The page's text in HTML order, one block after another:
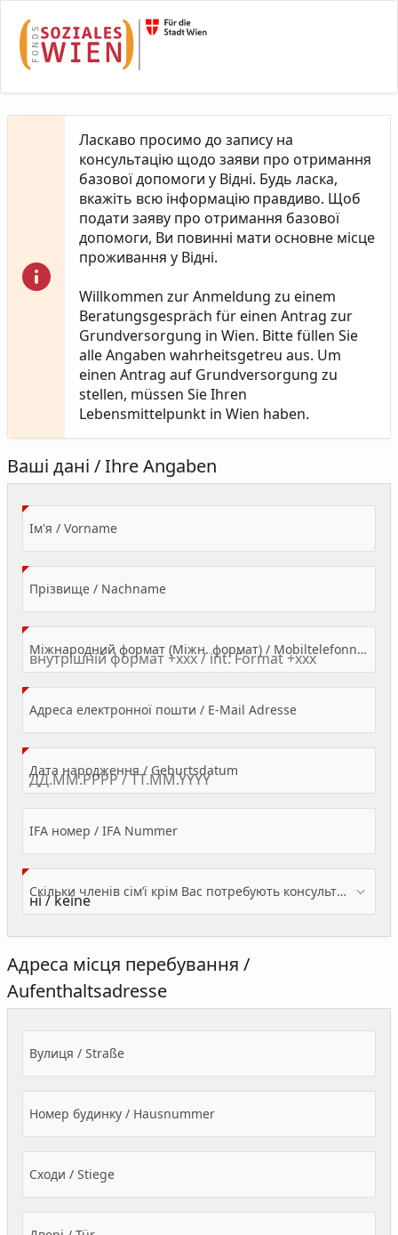
Ласкаво просимо до запису на
консультацію щодо заяви про отримання
базової допомоги у Відні. Будь ласка,
вкажіть всю інформацію правдиво. Щоб
подати заяву про отримання базової
допомоги, Ви повинні мати основне місце
проживання у Відні.
Willkommen zur Anmeldung zu einem
Beratungsgespräch für einen Antrag zur
Grundversorgung in Wien. Bitte füllen Sie
alle Angaben wahrheitsgetreu aus. Um
einen Antrag auf Grundversorgung zu
stellen, müssen Sie Ihren
Lebensmittelpunkt in Wien haben.
Ваші дані / Ihre Angaben
Ім'я / Vorname(Value Required)
Прізвище / Nachname(Value Required)
Міжнародний формат (Міжн. формат) / Mobiltelefonnummer
Адреса електронної пошти / E-Mail Adresse(Value Required)
Дата народження / Geburtsdatum
IFA номер / IFA Nummer
Скільки членів сім’ї крім Вас потребують консультації? / Wieviele Familienmitglieder brauchen Beratung - zusätzlich zu Ihnen?
Адреса місця перебування /
Aufenthaltsadresse
Вулиця / Straße
Номер будинку / Hausnummer
Сходи / Stiege